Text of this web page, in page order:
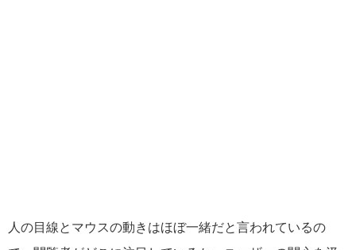
人の目線とマウスの動きはほぼ一緒だと言われているの